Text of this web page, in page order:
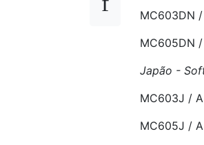
MC603DN
MC605DN
Japão -
MC603J /
MC605J /